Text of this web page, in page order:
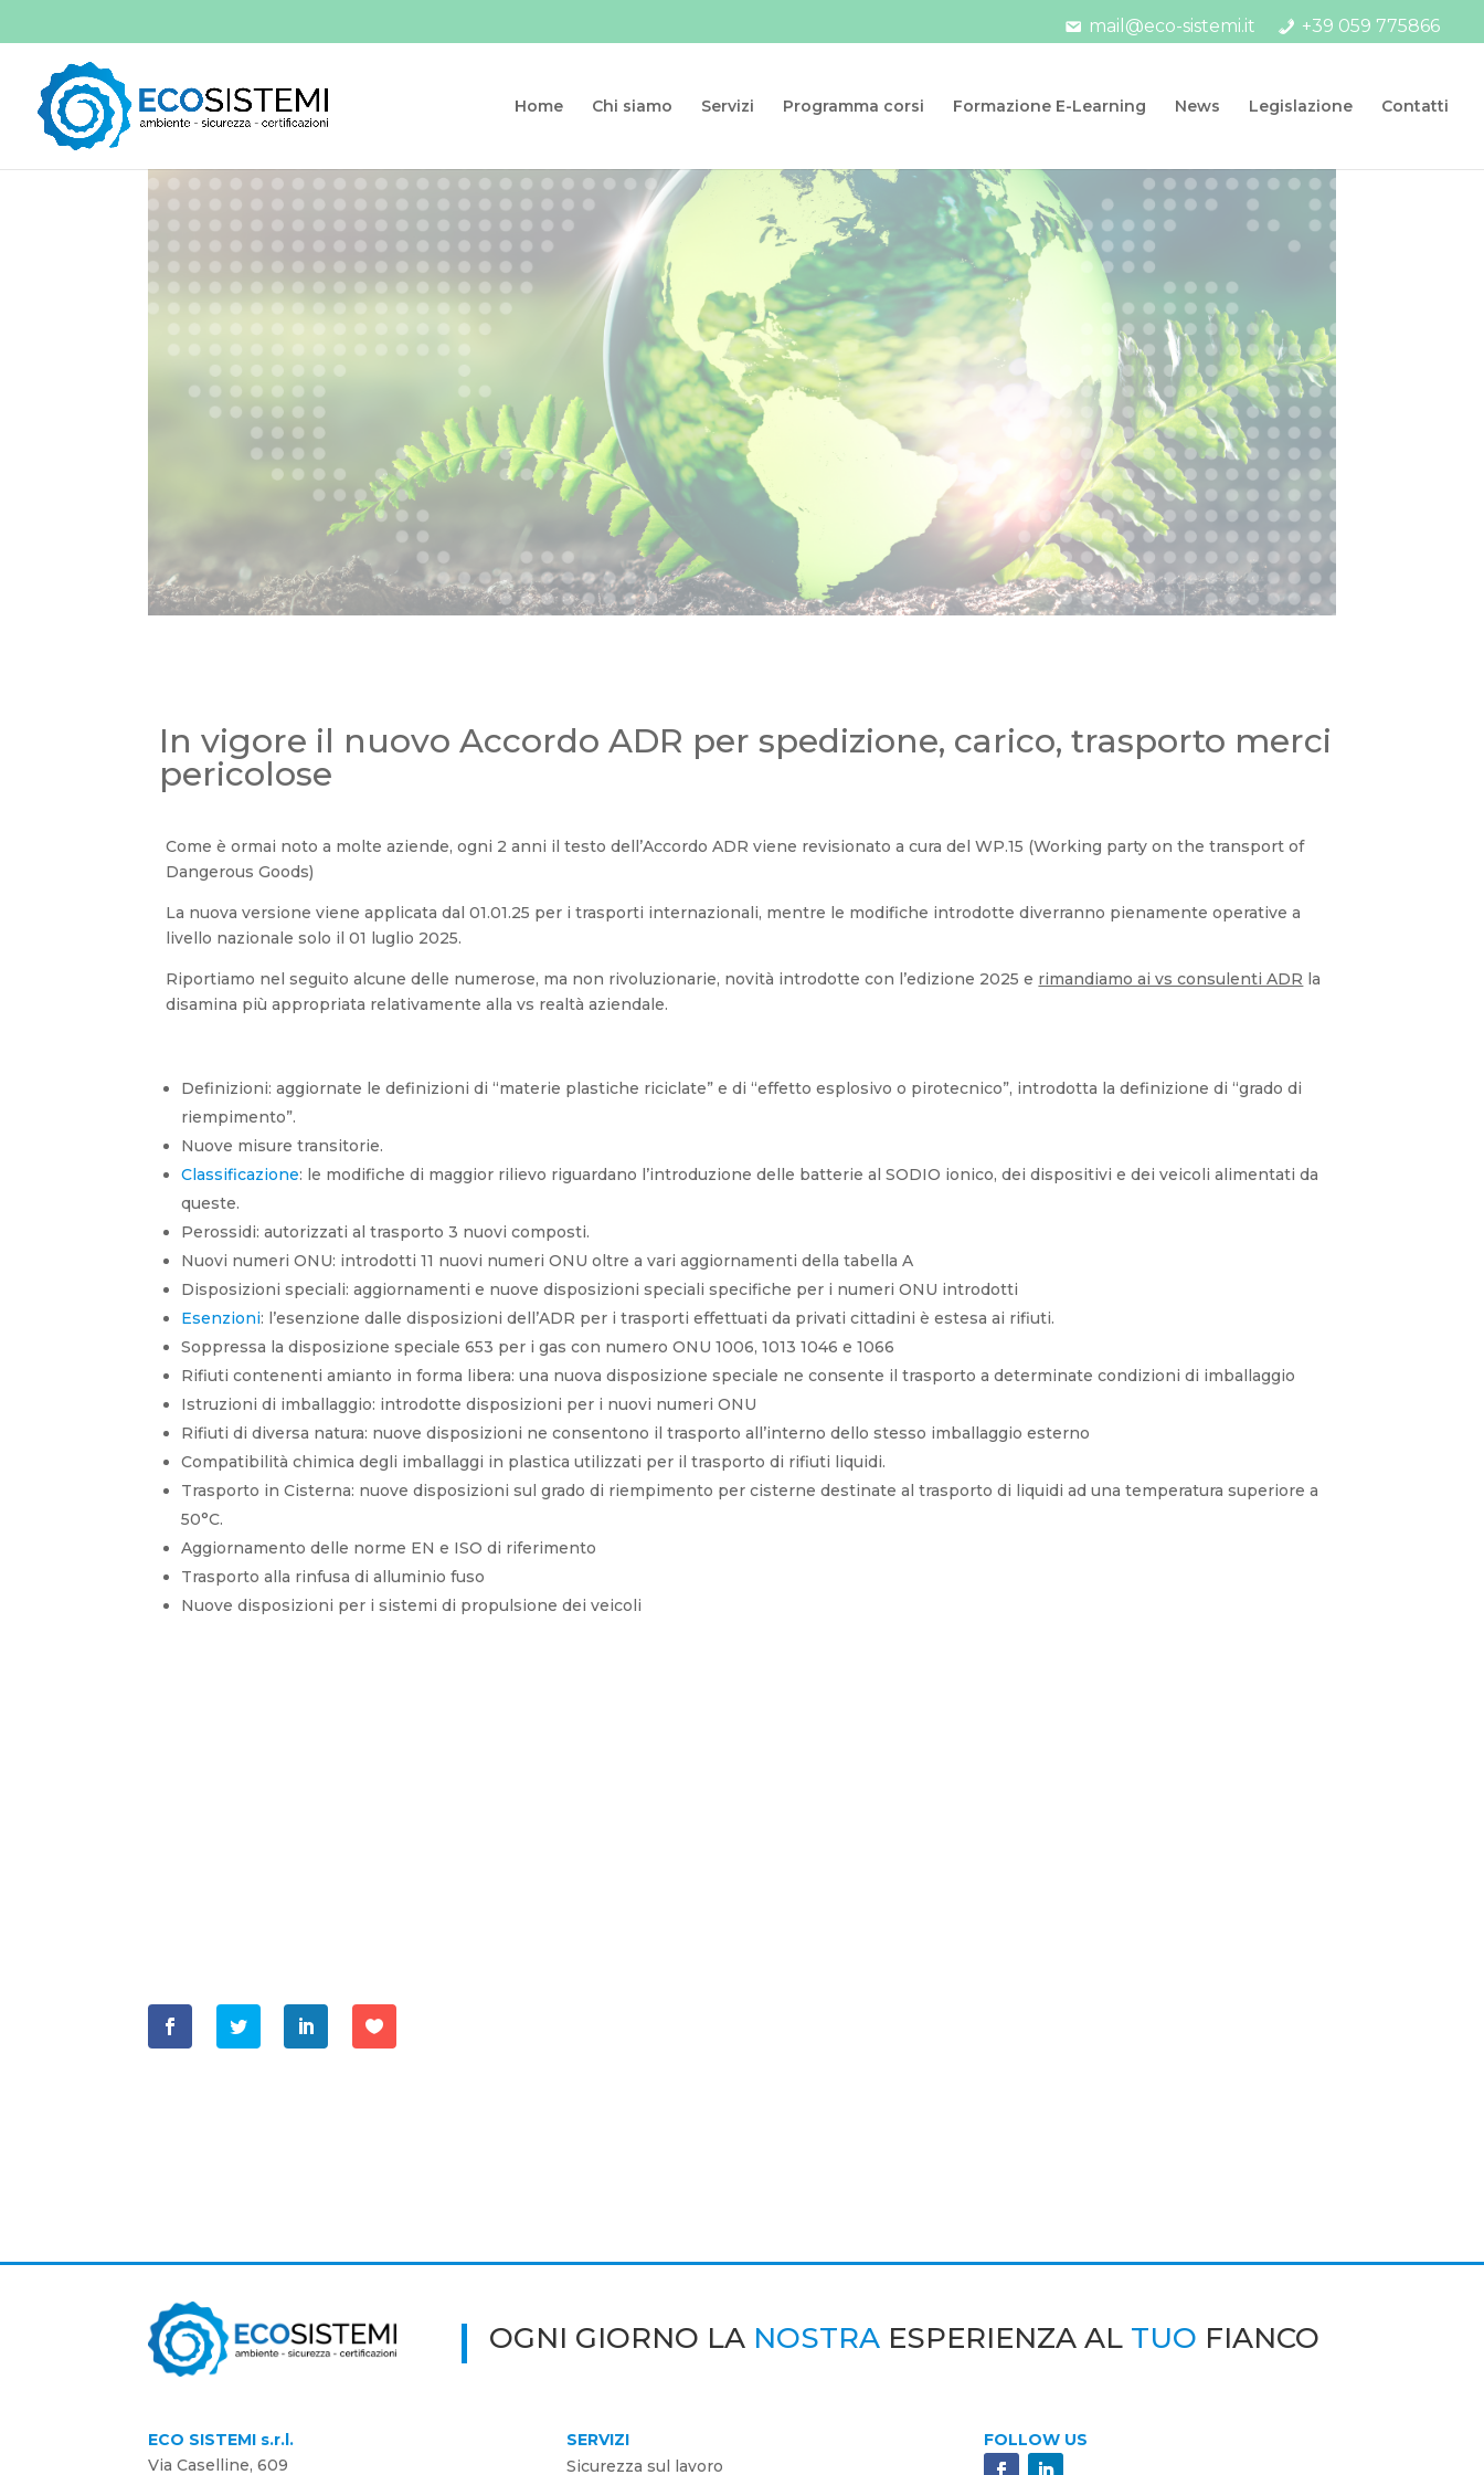
mail@eco-sistemi.it +39 059 775866
Home Chi siamo Servizi Programma corsi Formazione E-Learning News Legislazione Contatti
In vigore il nuovo Accordo ADR per spedizione, carico, trasporto merci
pericolose
Come è ormai noto a molte aziende, ogni 2 anni il testo dell’Accordo ADR viene revisionato a cura del WP.15 (Working party on the transport of
Dangerous Goods)
La nuova versione viene applicata dal 01.01.25 per i trasporti internazionali, mentre le modifiche introdotte diverranno pienamente operative a
livello nazionale solo il 01 luglio 2025.
Riportiamo nel seguito alcune delle numerose, ma non rivoluzionarie, novità introdotte con l’edizione 2025 e rimandiamo ai vs consulenti ADR la
disamina più appropriata relativamente alla vs realtà aziendale.
Definizioni: aggiornate le definizioni di “materie plastiche riciclate” e di “effetto esplosivo o pirotecnico”, introdotta la definizione di “grado di
riempimento”.
Nuove misure transitorie.
Classificazione: le modifiche di maggior rilievo riguardano l’introduzione delle batterie al SODIO ionico, dei dispositivi e dei veicoli alimentati da
queste.
Perossidi: autorizzati al trasporto 3 nuovi composti.
Nuovi numeri ONU: introdotti 11 nuovi numeri ONU oltre a vari aggiornamenti della tabella A
Disposizioni speciali: aggiornamenti e nuove disposizioni speciali specifiche per i numeri ONU introdotti
Esenzioni: l’esenzione dalle disposizioni dell’ADR per i trasporti effettuati da privati cittadini è estesa ai rifiuti.
Soppressa la disposizione speciale 653 per i gas con numero ONU 1006, 1013 1046 e 1066
Rifiuti contenenti amianto in forma libera: una nuova disposizione speciale ne consente il trasporto a determinate condizioni di imballaggio
Istruzioni di imballaggio: introdotte disposizioni per i nuovi numeri ONU
Rifiuti di diversa natura: nuove disposizioni ne consentono il trasporto all’interno dello stesso imballaggio esterno
Compatibilità chimica degli imballaggi in plastica utilizzati per il trasporto di rifiuti liquidi.
Trasporto in Cisterna: nuove disposizioni sul grado di riempimento per cisterne destinate al trasporto di liquidi ad una temperatura superiore a
50°C.
Aggiornamento delle norme EN e ISO di riferimento
Trasporto alla rinfusa di alluminio fuso
Nuove disposizioni per i sistemi di propulsione dei veicoli
OGNI GIORNO LA NOSTRAESPERIENZA AL TUO FIANCO
ECO SISTEMI s.r.l.
Via Caselline, 609
SERVIZI
Sicurezza sul lavoro
FOLLOW US